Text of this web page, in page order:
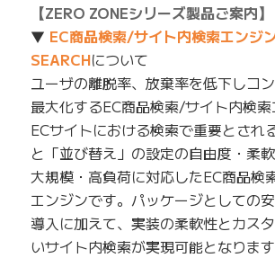
【ZERO ZONEシリーズ製品ご案内】
▼ EC商品検索/サイト内検索エンジ
SEARCHについて
ユーザの離脱率、放棄率を低下しコ
最大化するEC商品検索/サイト内検索
ECサイトにおける検索で重要とされ
と「並び替え」の設定の自由度・柔
大規模・高負荷に対応したEC商品検
エンジンです。パッケージとしての
導入に加えて、実装の柔軟性とカス
いサイト内検索が実現可能となります